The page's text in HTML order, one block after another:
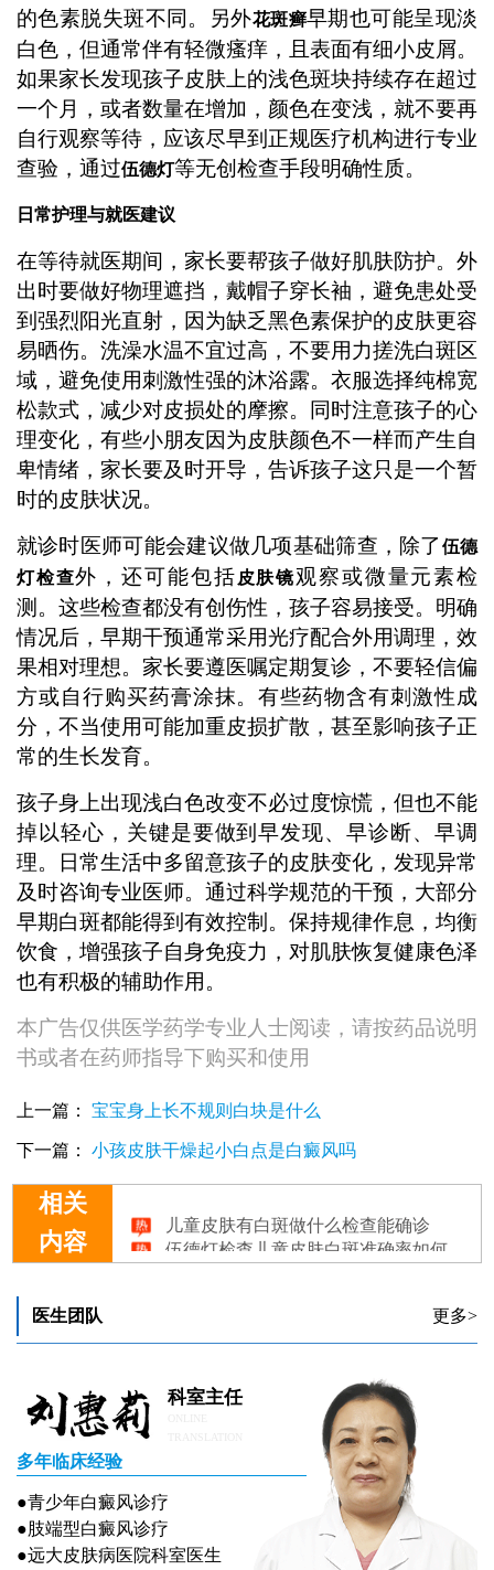
的色素脱失斑不同。另外花斑癣早期也可能呈现淡
白色，但通常伴有轻微瘙痒，且表面有细小皮屑。
如果家长发现孩子皮肤上的浅色斑块持续存在超过
一个月，或者数量在增加，颜色在变浅，就不要再
自行观察等待，应该尽早到正规医疗机构进行专业
查验，通过伍德灯等无创检查手段明确性质。
日常护理与就医建议
在等待就医期间，家长要帮孩子做好肌肤防护。外
出时要做好物理遮挡，戴帽子穿长袖，避免患处受
到强烈阳光直射，因为缺乏黑色素保护的皮肤更容
易晒伤。洗澡水温不宜过高，不要用力搓洗白斑区
域，避免使用刺激性强的沐浴露。衣服选择纯棉宽
松款式，减少对皮损处的摩擦。同时注意孩子的心
理变化，有些小朋友因为皮肤颜色不一样而产生自
卑情绪，家长要及时开导，告诉孩子这只是一个暂
时的皮肤状况。
就诊时医师可能会建议做几项基础筛查，除了 伍德
灯检查外，还可能包括 皮肤镜观察或微量元素检
测。这些检查都没有创伤性，孩子容易接受。明确
情况后，早期干预通常采用光疗配合外用调理，效
果相对理想。家长要遵医嘱定期复诊，不要轻信偏
方或自行购买药膏涂抹。有些药物含有刺激性成
分，不当使用可能加重皮损扩散，甚至影响孩子正
常的生长发育。
孩子身上出现浅白色改变不必过度惊慌，但也不能
掉以轻心，关键是要做到早发现、早诊断、早调
理。日常生活中多留意孩子的皮肤变化，发现异常
及时咨询专业医师。通过科学规范的干预，大部分
早期白斑都能得到有效控制。保持规律作息，均衡
饮食，增强孩子自身免疫力，对肌肤恢复健康色泽
也有积极的辅助作用。
本广告仅供医学药学专业人士阅读，请按药品说明
书或者在药师指导下购买和使用
上一篇： 宝宝身上长不规则白块是什么
下一篇： 小孩皮肤干燥起小白点是白癜风吗
相关
内容
伍德灯检查儿童皮肤白斑准确率如何
有效的治疗儿童皮肤白癜风的方法是什么
医生团队 更多>
科室主任
多年临床经验
●青少年白癜风诊疗
●肢端型白癜风诊疗
●远大皮肤病医院科室医生